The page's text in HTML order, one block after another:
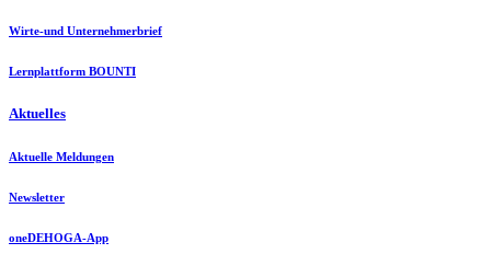
Wirte-und Unternehmerbrief
Lernplattform BOUNTI
Aktuelles
Aktuelle Meldungen
Newsletter
oneDEHOGA-App